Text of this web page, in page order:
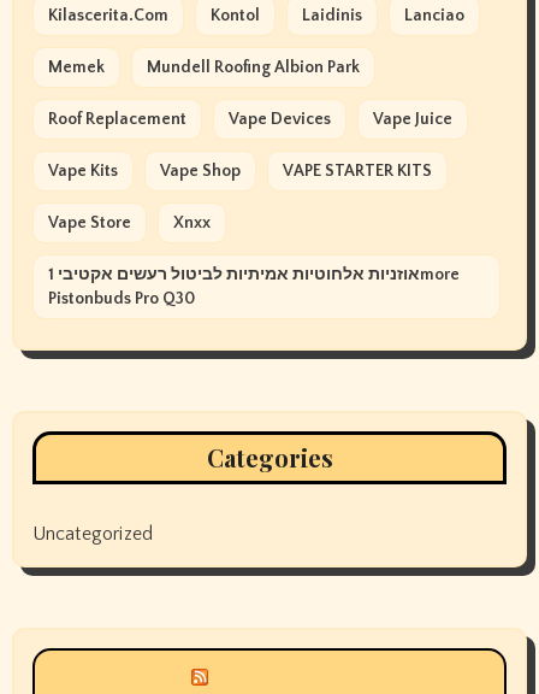
Kilascerita.com Kontol Laidinis Lanciao
Memek Mundell Roofing Albion Park
Roof Replacement Vape Devices Vape Juice
Vape Kits Vape Shop VAPE STARTER KITS
Vape Store Xnxx
אוזניות אלחוטיות אמיתיות לביטול רעשים אקטיבי 1more
Pistonbuds Pro Q30
Categories
Uncategorized